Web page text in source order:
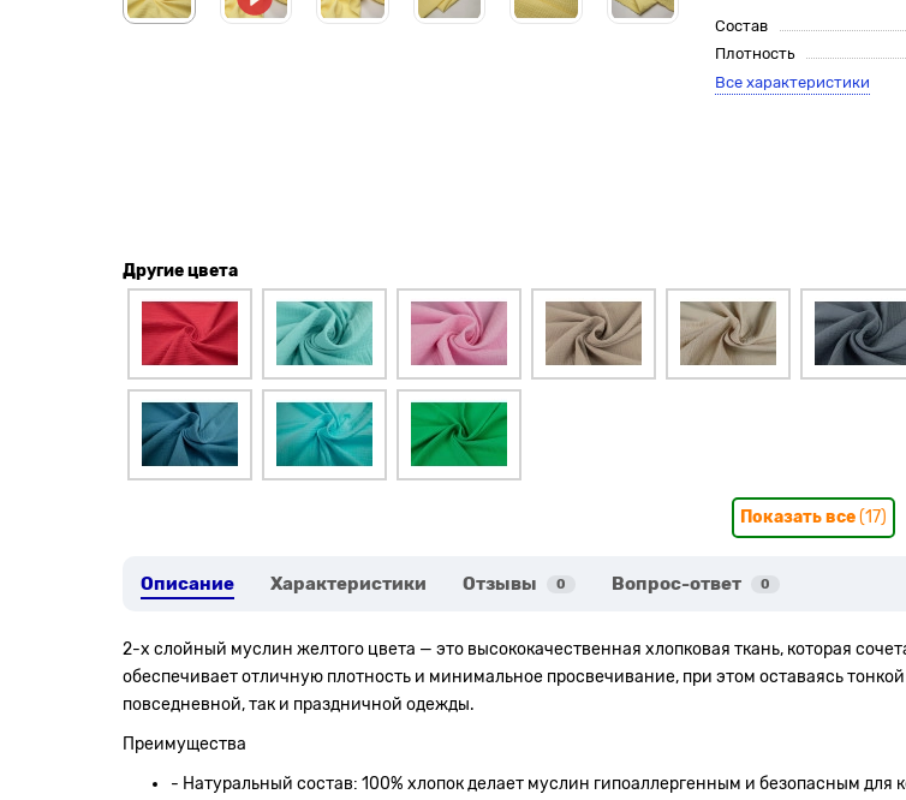
Состав
Плотность
Все характеристики
Другие цвета
Показать все(17)
Описание Характеристики Отзывы 0 Вопрос-ответ 0
2-х слойный муслин желтого цвета — это высококачественная хлопковая ткань, которая
обеспечивает отличную плотность и минимальное просвечивание, при этом оставаясь
повседневной, так и праздничной одежды.
Преимущества
- Натуральный состав: 100% хлопок делает муслин гипоаллергенным и безопасным